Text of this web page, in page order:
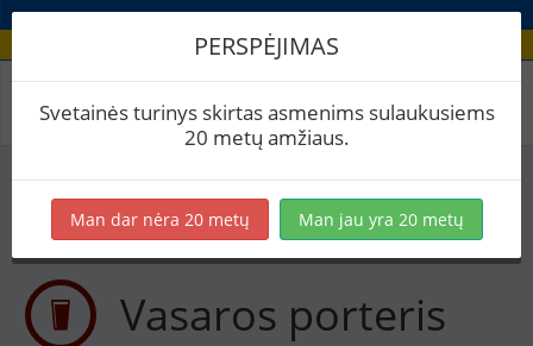
Receptas / Vasaros porteris
Virimai
BeerXML
Vasaros porteris
PERSPĖJIMAS
Svetainės turinys skirtas asmenims sulaukusiems
20 metų amžiaus.
Man dar nėra 20 metų Man jau yra 20 metų